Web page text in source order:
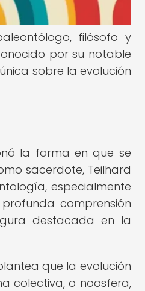
filósofo y
por su notable
sobre la evolución
la forma en que se
sacerdote, Teilhard
especialmente
comprensión
destacada en la
que la evolución
colectiva, o noosfera,